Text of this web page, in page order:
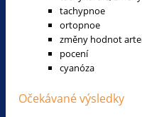
tachypnoe
ortopnoe
změny hodnot
pocení
cyanóza
Očekávané výsledky